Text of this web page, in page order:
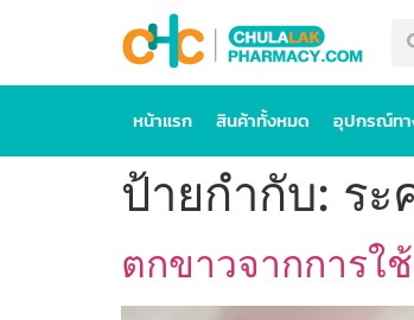
หน้าแรก สินค้าทั้งหมด อุปกรณ์ท
ป้ายกำกับ: ระ
ตกขาวจากการใ